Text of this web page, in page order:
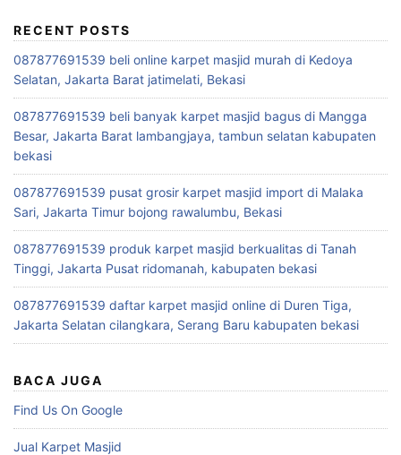
RECENT POSTS
087877691539 beli online karpet masjid murah di Kedoya
Selatan, Jakarta Barat jatimelati, Bekasi
087877691539 beli banyak karpet masjid bagus di Mangga
Besar, Jakarta Barat lambangjaya, tambun selatan kabupaten
bekasi
087877691539 pusat grosir karpet masjid import di Malaka
Sari, Jakarta Timur bojong rawalumbu, Bekasi
087877691539 produk karpet masjid berkualitas di Tanah
Tinggi, Jakarta Pusat ridomanah, kabupaten bekasi
087877691539 daftar karpet masjid online di Duren Tiga,
Jakarta Selatan cilangkara, Serang Baru kabupaten bekasi
BACA JUGA
Find Us On Google
Jual Karpet Masjid